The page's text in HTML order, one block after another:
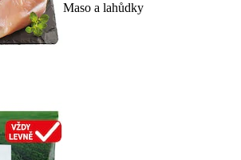
Maso a lahůdky